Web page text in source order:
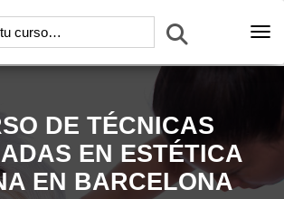
DE TÉCNICAS
EN ESTÉTICA
EN BARCELONA